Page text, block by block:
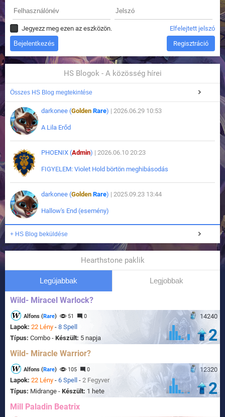
Jegyezz meg ezen az eszközön. Elfelejtett jelszó
Regisztráció
HS Blogok - A közösség hírei
Összes HS Blog megtekintése
darkonee (Golden Rare) | 2026.06.29 10:53
A Lila Erőd
PHOENIX (Admin) | 2026.06.10 20:23
FIGYELEM: Violet Hold börtön meghibásodás
darkonee (Golden Rare) | 2025.09.23 13:44
Hallow's End (esemény)
+ HS Blog beküldése
Hearthstone paklik
Legújabbak Legjobbak
Wild- Miracel Warlock?
14240
Alfons (Rare) 51 0
Lapok: 22 Lény - 8 Spell
Típus: Combo - Készült: 5 napja 2
Wild- Miracle Warrior?
12320
Alfons (Rare) 105 0
Lapok: 22 Lény - 6 Spell - 2 Fegyver
Típus: Midrange - Készült: 1 hete 2
Mill Paladin Beatrix